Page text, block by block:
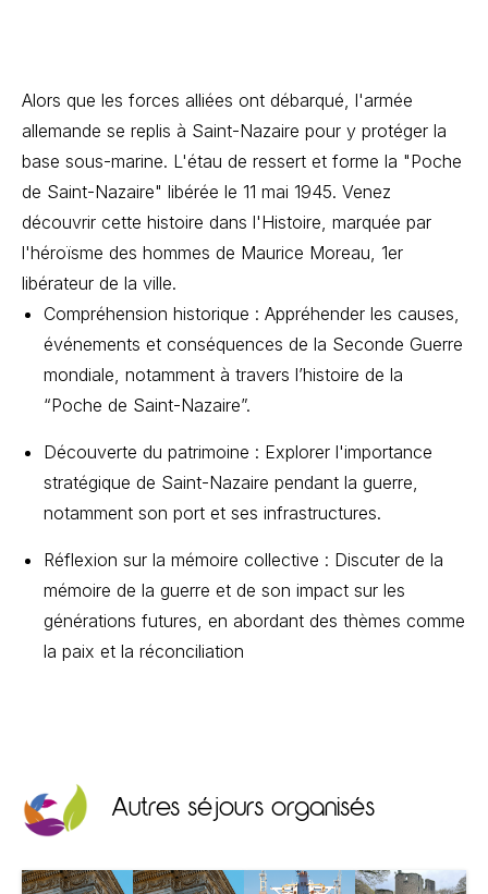
Alors que les forces alliées ont débarqué, l'armée
allemande se replis à Saint-Nazaire pour y protéger la
base sous-marine. L'étau de ressert et forme la "Poche
de Saint-Nazaire" libérée le 11 mai 1945. Venez
découvrir cette histoire dans l'Histoire, marquée par
l'héroïsme des hommes de Maurice Moreau, 1er
libérateur de la ville.
Compréhension historique : Appréhender les causes,
événements et conséquences de la Seconde Guerre
mondiale, notamment à travers l’histoire de la
“Poche de Saint-Nazaire”.
Découverte du patrimoine : Explorer l'importance
stratégique de Saint-Nazaire pendant la guerre,
notamment son port et ses infrastructures.
Réflexion sur la mémoire collective : Discuter de la
mémoire de la guerre et de son impact sur les
générations futures, en abordant des thèmes comme
la paix et la réconciliation
Autres séjours organisés